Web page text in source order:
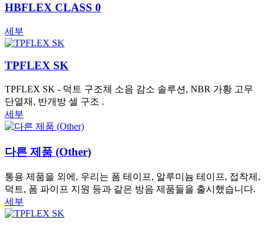
HBFLEX CLASS 0
세부
TPFLEX SK
TPFLEX SK - 덕트 구조체 소음 감소 솔루션, NBR 가황 고무
단열재, 반개방 셀 구조 .
세부
다른 제품 (Other)
통용 제품을 외에, 우리는 폼 테이프, 알루미늄 테이프, 접착제,
덕트, 폼 파이프 지원 등과 같은 방음 제품들을 출시했습니다.
세부